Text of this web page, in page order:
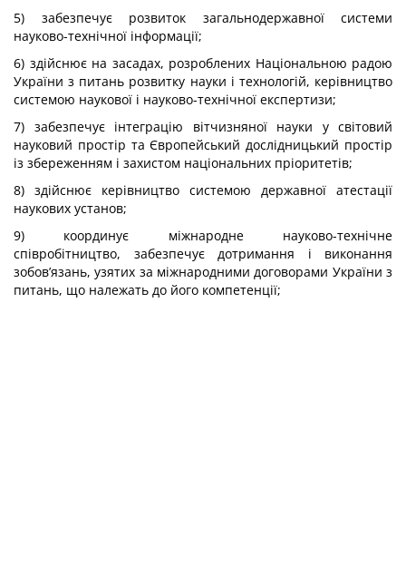
5) забезпечує розвиток загальнодержавної системи
науково-технічної інформації;
6) здійснює на засадах, розроблених Національною радою
України з питань розвитку науки і технологій, керівництво
системою наукової і науково-технічної експертизи;
7) забезпечує інтеграцію вітчизняної науки у світовий
науковий простір та Європейський дослідницький простір
із збереженням і захистом національних пріоритетів;
8) здійснює керівництво системою державної атестації
наукових установ;
9) координує міжнародне науково-технічне
співробітництво, забезпечує дотримання і виконання
зобов’язань, узятих за міжнародними договорами України з
питань, що належать до його компетенції;